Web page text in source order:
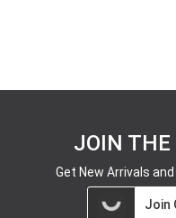
JOIN THE
Get New Arrivals
Join